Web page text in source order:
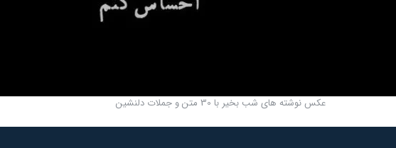
عکس نوشته های شب بخیر با 30 متن و جملات دلنشین